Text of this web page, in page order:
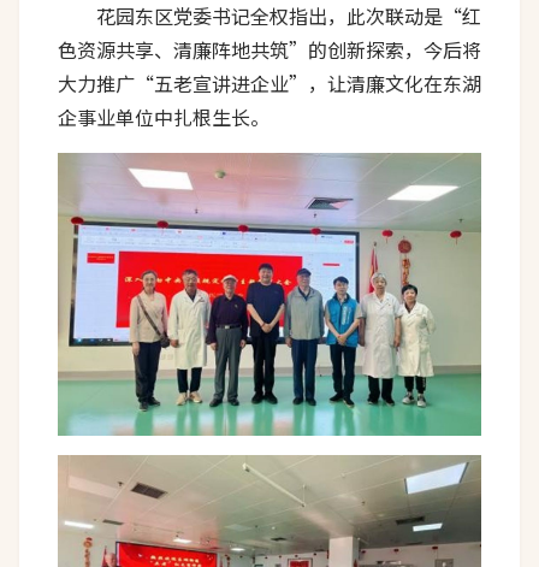
花园东区党委书记全权指出，此次联动是“红
色资源共享、清廉阵地共筑”的创新探索，今后将
大力推广“五老宣讲进企业”，让清廉文化在东湖
企事业单位中扎根生长。